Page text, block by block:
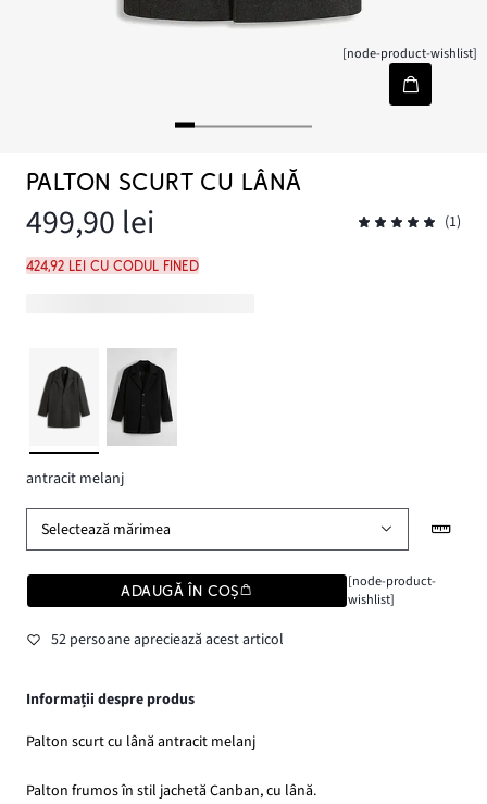
[node-product-wishlist]
PALTON SCURT CU LÂNĂ
499,90 lei (1)
424,92 lei cu codul FINED
antracit melanj
Selectează mărimea
ADAUGĂ ÎN COȘ
[node-product-
wishlist]
52 persoane apreciează acest articol
Informații despre produs
Palton scurt cu lână antracit melanj
Palton frumos în stil jachetă Canban, cu lână.